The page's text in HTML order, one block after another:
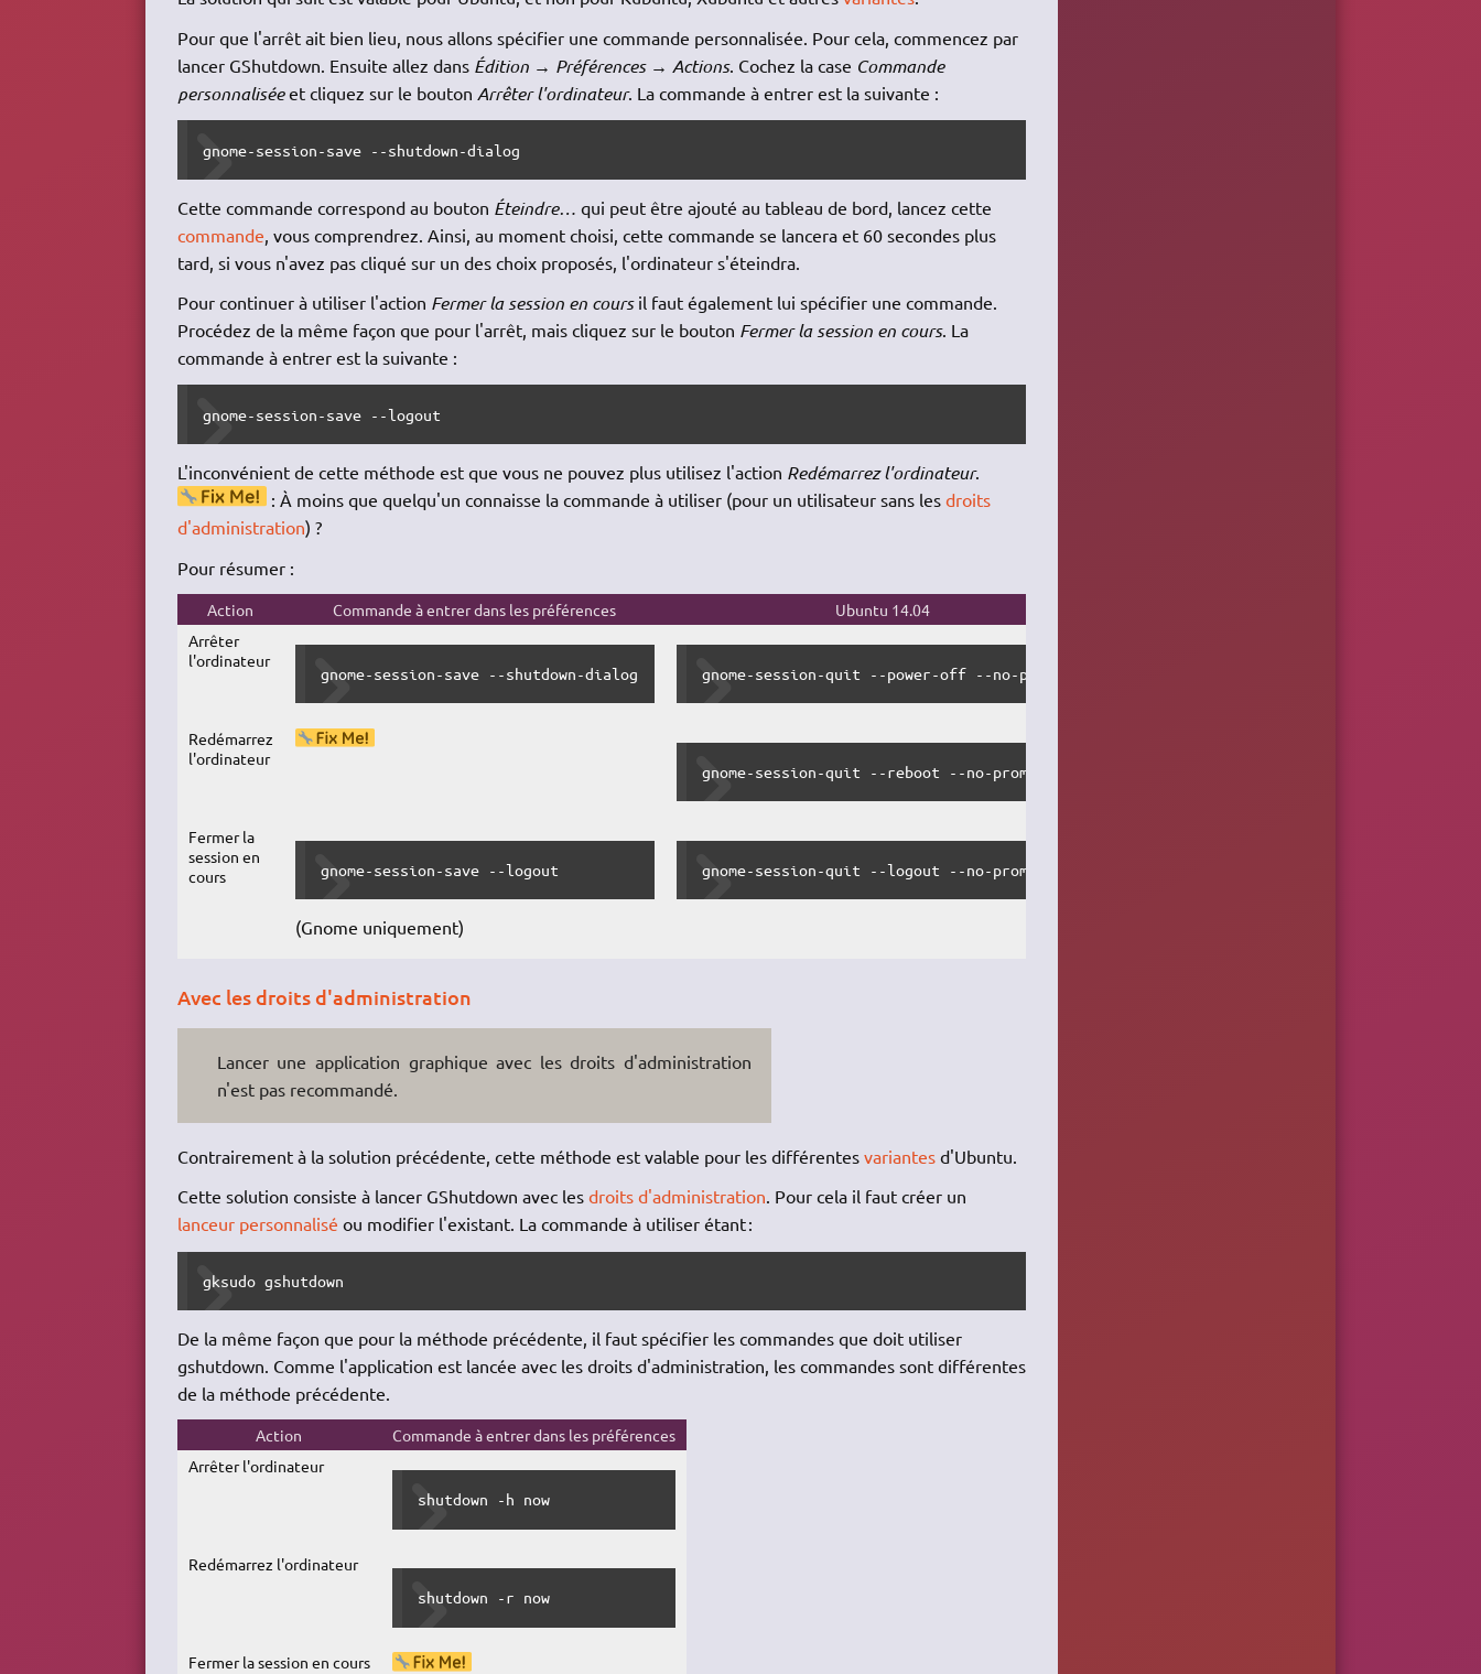
Pour que l'arrêt ait bien lieu, nous allons spécifier une commande personnalisée. Pour cela, commencez par
lancer GShutdown. Ensuite allez dans Édition → Préférences → Actions. Cochez la case Commande
personnaliséeet cliquez sur le bouton Arrêter l'ordinateur. La commande à entrer est la suivante :
gnome-session-save --shutdown-dialog
Cette commande correspond au bouton Éteindre… qui peut être ajouté au tableau de bord, lancez cette
commande , vous comprendrez. Ainsi, au moment choisi, cette commande se lancera et 60 secondes plus
tard, si vous n'avez pas cliqué sur un des choix proposés, l'ordinateur s'éteindra.
Pour continuer à utiliser l'action Fermer la session en coursil faut également lui spécifier une commande.
Procédez de la même façon que pour l'arrêt, mais cliquez sur le bouton Fermer la session en cours. La
commande à entrer est la suivante :
gnome-session-save --logout
L'inconvénient de cette méthode est que vous ne pouvez plus utilisez l'action Redémarrez l'ordinateur.
: À moins que quelqu'un connaisse la commande à utiliser (pour un utilisateur sans les droits
d'administration) ?
Pour résumer :
Action Commande à entrer dans les préférences
Ubuntu 14.04
Arrêter
l'ordinateur
gnome-session-save --shutdown-dialog gnome-session-quit --power-off --no-prompt
Redémarrez
l'ordinateur
gnome-session-quit --reboot --no-prompt
Fermer la
session en
cours
gnome-session-save --logout
(Gnome uniquement)
gnome-session-quit --logout --no-prompt
Avec les droits d'administration
Lancer une application graphique avec les droits d'administration
n'est pas recommandé.
Contrairement à la solution précédente, cette méthode est valable pour les différentes variantesd'Ubuntu.
Cette solution consiste à lancer GShutdown avec les droits d'administration. Pour cela il faut créer un
lanceur personnalisé ou modifier l'existant. La commande à utiliser étant :
gksudo gshutdown
De la même façon que pour la méthode précédente, il faut spécifier les commandes que doit utiliser
gshutdown. Comme l'application est lancée avec les droits d'administration, les commandes sont différentes
de la méthode précédente.
Action
Commande à entrer dans les préférences
Arrêter l'ordinateur
shutdown -h now
Redémarrez l'ordinateur
shutdown -r now
Fermer la session en cours